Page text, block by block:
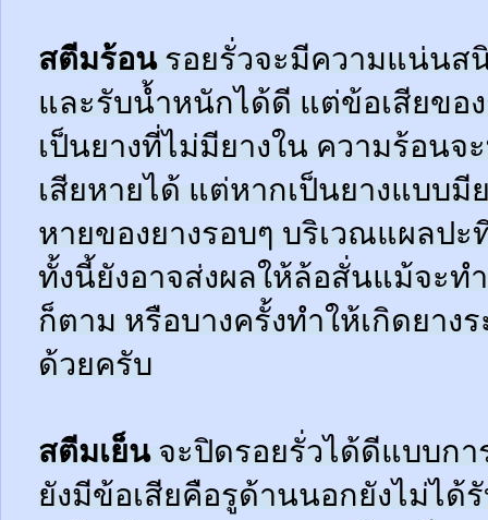
สตีมร้อนรอยรั่วจะมีความแน่นส
และรับน้ำหนักได้ดี แต่ข้อเสียขอ
เป็นยางที่ไม่มียางใน ความร้อนจ
เสียหายได้ แต่หากเป็นยางแบบมี
หายของยางรอบๆ บริเวณแผลป
ทั้งนี้ยังอาจส่งผลให้ล้อสั่นแม้จะท
ก็ตาม หรือบางครั้งทำให้เกิดยา
ด้วยครับ
สตีมเย็นจะปิดรอยรั่วได้ดีแบบก
ยังมีข้อเสียคือรูด้านนอกยังไม่ได้